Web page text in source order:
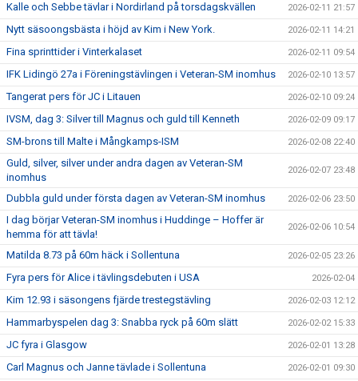
Kalle och Sebbe tävlar i Nordirland på torsdagskvällen 2026-02-11 21:57
Nytt säsoongsbästa i höjd av Kim i New York. 2026-02-11 14:21
Fina sprinttider i Vinterkalaset 2026-02-11 09:54
IFK Lidingö 27a i Föreningstävlingen i Veteran-SM inomhus 2026-02-10 13:57
Tangerat pers för JC i Litauen 2026-02-10 09:24
IVSM, dag 3: Silver till Magnus och guld till Kenneth 2026-02-09 09:17
SM-brons till Malte i Mångkamps-ISM 2026-02-08 22:40
Guld, silver, silver under andra dagen av Veteran-SM
inomhus
2026-02-07 23:48
Dubbla guld under första dagen av Veteran-SM inomhus 2026-02-06 23:50
I dag börjar Veteran-SM inomhus i Huddinge – Hoffer är
hemma för att tävla!
2026-02-06 10:54
Matilda 8.73 på 60m häck i Sollentuna 2026-02-05 23:26
Fyra pers för Alice i tävlingsdebuten i USA 2026-02-04
Kim 12.93 i säsongens fjärde trestegstävling 2026-02-03 12:12
Hammarbyspelen dag 3: Snabba ryck på 60m slätt 2026-02-02 15:33
JC fyra i Glasgow 2026-02-01 13:28
Carl Magnus och Janne tävlade i Sollentuna 2026-02-01 09:30